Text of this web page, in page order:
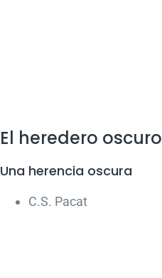
El heredero oscuro
Una herencia oscura
C.S. Pacat